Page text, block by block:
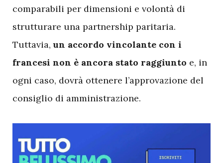
comparabili per dimensioni e volontà di
strutturare una partnership paritaria.
Tuttavia,un accordo vincolante con i
francesi non è ancora stato raggiunto e, in
ogni caso, dovrà ottenere l’approvazione del
consiglio di amministrazione.